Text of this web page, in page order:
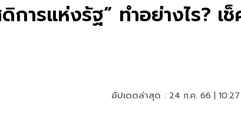
ารแห่งรัฐ” ทำอย่างไร? เช็
อัปเดตล่าสุด : 24 ก.ค. 66 |